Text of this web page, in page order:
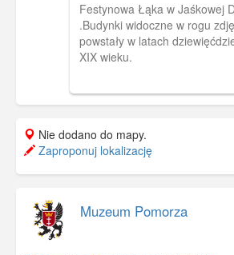
Festynowa Łąka w Jaśkowej
.Budynki widoczne w rogu
powstały w latach
XIX wieku.
Nie dodano do mapy.
Zaproponuj lokalizację
Muzeum Pomorza